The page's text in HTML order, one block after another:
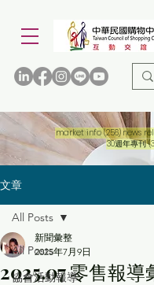
market info (256)256 篇文
news
30週年專刊
文章
All Posts
協會活動報導
All Posts
2025.07 零售報導
新聞彙整
2025年7月9日